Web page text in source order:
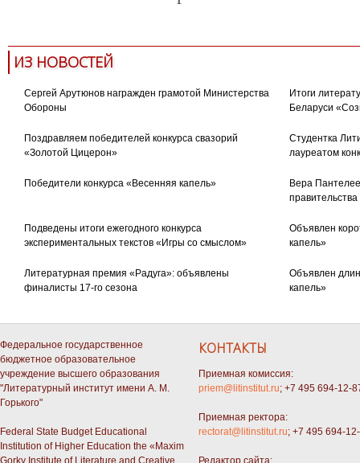
ИЗ НОВОСТЕЙ
Сергей Арутюнов награжден грамотой Министерства
Обороны
Итоги
Беларуси
Поздравляем победителей конкурса свазорий
«Золотой Цицерон»
Студентка
лауреатом
Победители конкурса «Весенняя капель»
Вера
Подведены итоги ежегодного конкурса
экспериментальных текстов «Игры со смыслом»
Объявлен
капель»
Литературная премия «Радуга»: объявлены
финалисты 17-го сезона
Объявлен
капель»
Федеральное государственное
бюджетное образовательное
учреждение высшего образования
"Литературный институт имени А. М.
Горького"
Federal State Budget Educational
Institution of Higher Education the «Maxim
КОНТАКТЫ
Приемная комиссия:
priem@litinstitut.ru; +7 495 694-12-
Приемная ректора:
rectorat@litinstitut.ru; +7 495 694-